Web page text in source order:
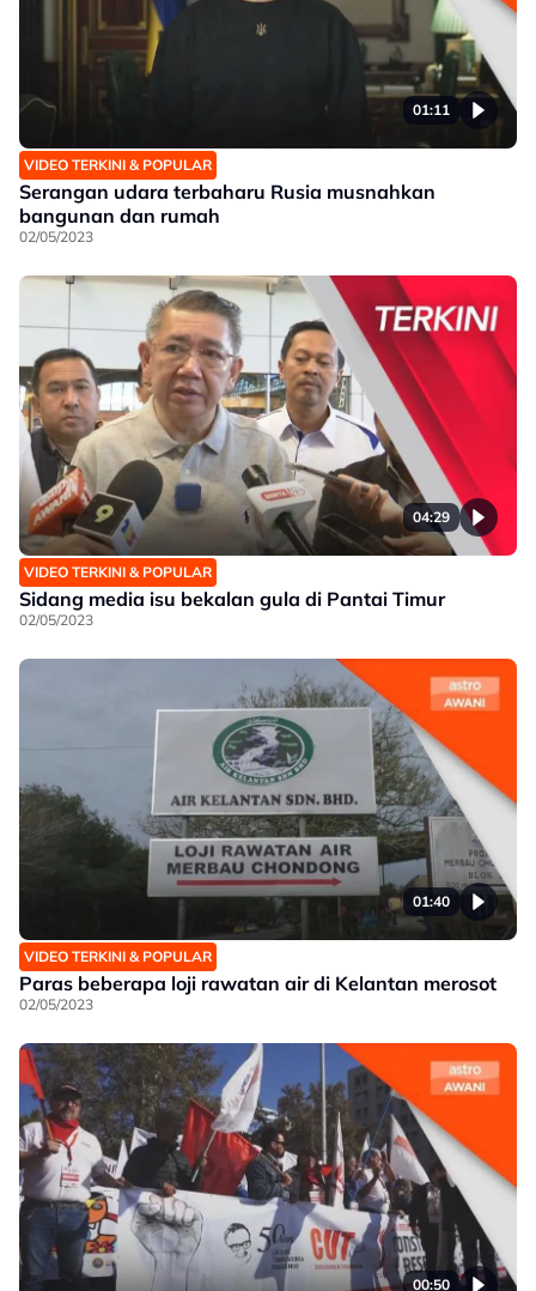
01:11
VIDEO TERKINI & POPULAR
Serangan udara terbaharu Rusia musnahkan
bangunan dan rumah
02/05/2023
04:29
VIDEO TERKINI & POPULAR
Sidang media isu bekalan gula di Pantai Timur
02/05/2023
01:40
VIDEO TERKINI & POPULAR
Paras beberapa loji rawatan air di Kelantan merosot
02/05/2023
00:50